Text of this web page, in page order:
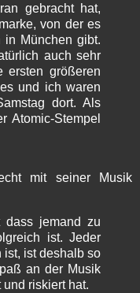
gebracht hat,
von der es
München gibt.
auch sehr
ersten größeren
und ich waren
dort. Als
Atomic-Stempel
mit seiner Musik
dass jemand zu
ist. Jeder
ist, ist deshalb so
an der Musik
riskiert hat.